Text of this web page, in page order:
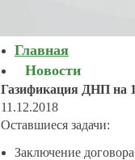
Главная
Новости
Газификация ДНП на
11.12.2018
Оставшиеся задачи:
Заключение